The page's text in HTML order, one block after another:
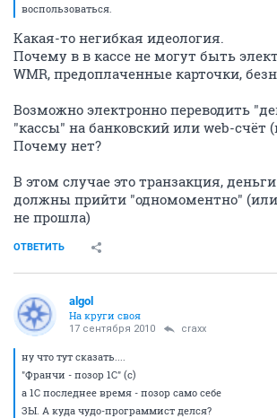
воспользоваться.
Какая-то негибкая идеология.
Почему в в кассе не могут быть
WMR, предоплаченные карточки,
Возможно электронно переводить
"кассы" на банковский или web-счёт
Почему нет?
В этом случае это транзакция,
должны прийти "одномоментно"
не прошла)
ОТВЕТИТЬ
algol
На круги своя
17 сентября 2010 craxx
ну что тут сказать....
"Франчи - позор 1С" (с)
а 1С последнее время - позор само себе
ЗЫ. А куда чудо-программист делся?